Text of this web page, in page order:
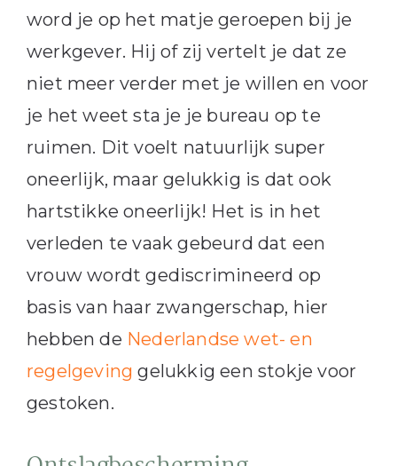
word je op het matje geroepen bij je
werkgever. Hij of zij vertelt je dat ze
niet meer verder met je willen en voor
je het weet sta je je bureau op te
ruimen. Dit voelt natuurlijk super
oneerlijk, maar gelukkig is dat ook
hartstikke oneerlijk! Het is in het
verleden te vaak gebeurd dat een
vrouw wordt gediscrimineerd op
basis van haar zwangerschap, hier
hebben de Nederlandse wet- en
regelgeving gelukkig een stokje voor
gestoken.